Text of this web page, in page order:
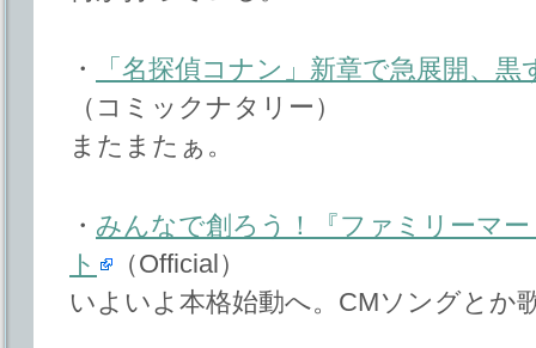
・
「名探偵コナン」新章で急展開、
（コミックナタリー）
またまたぁ。
・ みんなで創ろう！『ファミリーマ
ト
（Official）
いよいよ本格始動へ。CMソングとか